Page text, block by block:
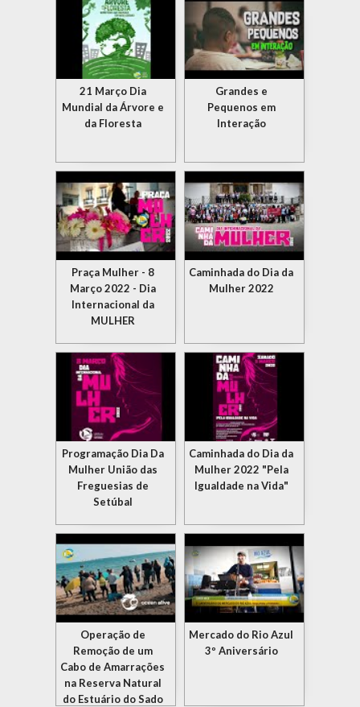
21 Março Dia
Mundial da Árvore e
da Floresta
Grandes e
Pequenos em
Interação
Praça Mulher - 8
Março 2022 - Dia
Internacional da
MULHER
Caminhada do Dia da
Mulher 2022
Programação Dia Da
Mulher União das
Freguesias de
Setúbal
Caminhada do Dia da
Mulher 2022 "Pela
Igualdade na Vida"
Operação de
Remoção de um
Cabo de Amarrações
na Reserva Natural
do Estuário do Sado
Mercado do Rio Azul
3º Aniversário